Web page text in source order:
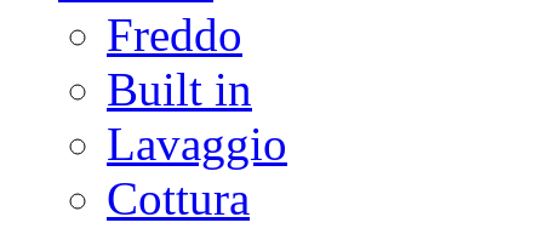
Freddo
Built in
Lavaggio
Cottura